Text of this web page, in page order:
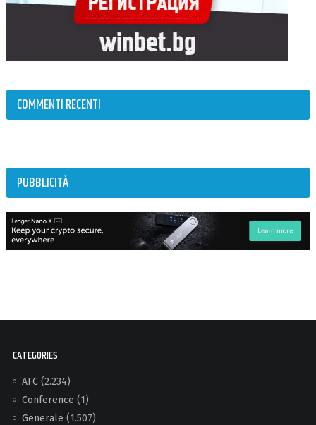
COMMENTI RECENTI
PUBBLICITÀ
CATEGORIES
AFC(2.234)
Conference (1)
Generale (1.507)